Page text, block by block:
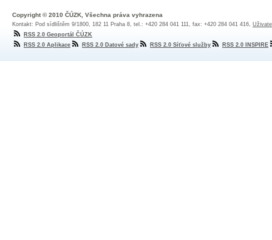
Copyright © 2010 ČÚZK, Všechna práva vyhrazena
Kontakt: Pod sídlištěm 9/1800, 182 11 Praha 8, tel.: +420 284 041 111, fax: +420 284 041 416,
RSS 2.0 Geoportál ČÚZK
RSS 2.0 Aplikace
RSS 2.0 Datové sady RSS 2.0 Síťové služby RSS 2.0 INSPIRE